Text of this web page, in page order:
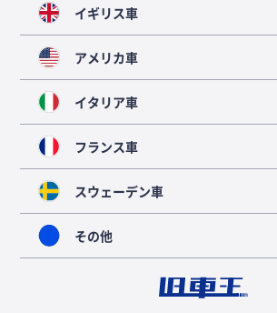
イギリス車
アメリカ車
イタリア車
フランス車
スウェーデン車
その他